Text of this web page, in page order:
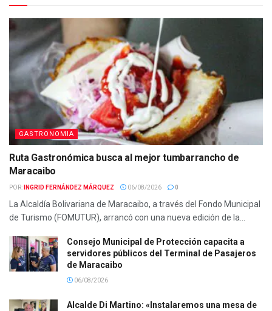
GASTRONOMIA
Ruta Gastronómica busca al mejor tumbarrancho de
Maracaibo
POR: INGRID FERNÁNDEZ MÁRQUEZ 06/08/2026 0
La Alcaldía Bolivariana de Maracaibo, a través del Fondo Municipal
de Turismo (FOMUTUR), arrancó con una nueva edición de la...
Consejo Municipal de Protección capacita a
servidores públicos del Terminal de Pasajeros
de Maracaibo
06/08/2026
Alcalde Di Martino: «Instalaremos una mesa de